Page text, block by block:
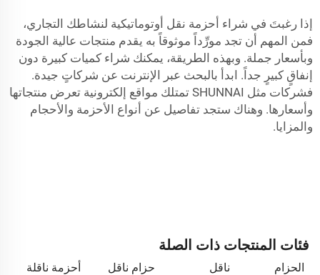
إذا رغبتَ في شراء أحزمة نقل أوتوماتيكية لنشاطك التجاري،
فمن المهم أن تجد مورِّداً موثوقاً به يقدم منتجات عالية الجودة
وبأسعار جملة. وبهذه الطريقة، يمكنك شراء كميات كبيرة دون
إنفاقٍ كبيرٍ جداً. ابدأ بالبحث عبر الإنترنت عن شركاتٍ جيدة.
فشركات مثل SHUNNAI تمتلك مواقع إلكترونية تعرض منتجاتها
وأسعارها. وهناك ستجد تفاصيل عن أنواع الأحزمة والأحجام
والمزايا.
فئات المنتجات ذات الصلة
الحزام
ناقل
حزام ناقل
أحزمة ناقلة